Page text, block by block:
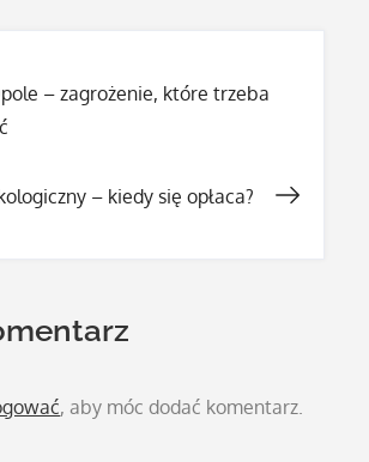
– zagrożenie, które trzeba
– kiedy się opłaca?
, aby móc dodać komentarz.